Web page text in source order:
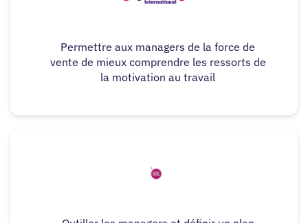
Permettre aux managers de la force de
vente de mieux comprendre les ressorts de
la motivation au travail